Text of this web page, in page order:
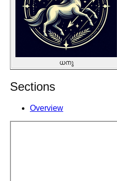
ധനു
Sections
Overview